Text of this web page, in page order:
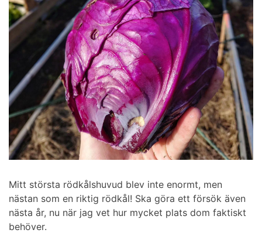
Mitt största rödkålshuvud blev inte enormt, men
nästan som en riktig rödkål! Ska göra ett försök även
nästa år, nu när jag vet hur mycket plats dom faktiskt
behöver.